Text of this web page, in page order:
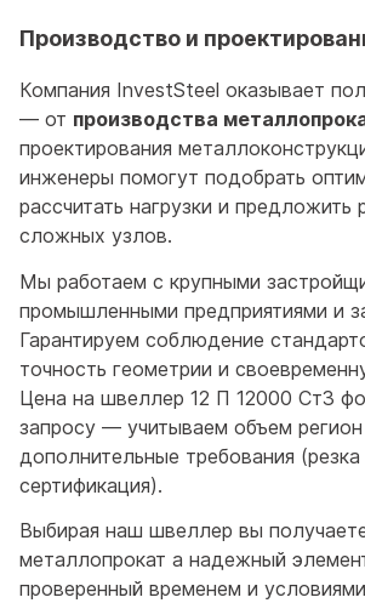
Производство и
Компания InvestSteel оказывает
— от производства
проектирования
инженеры помогут подобрать
рассчитать нагрузки и предложить
сложных узлов.
Мы работаем с крупными
промышленными предприятиями и
Гарантируем соблюдение
точность геометрии и
Цена на швеллер 12 П 12000 Ст3
запросу — учитываем объем
дополнительные требования (резка
сертификация).
Выбирая наш швеллер вы
металлопрокат а надежный
проверенный временем и